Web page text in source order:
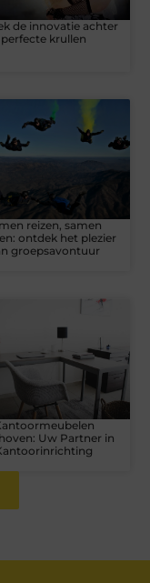
de innovatie achter
perfecte krullen
reizen, samen
ontdek het plezier
groepsavontuur
Uw Partner in